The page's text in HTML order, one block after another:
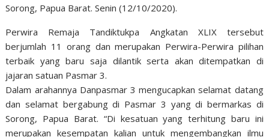
Sorong, Papua Barat. Senin (12/10/2020).
Perwira Remaja Tandiktukpa Angkatan XLIX tersebut
berjumlah 11 orang dan merupakan Perwira-Perwira pilihan
terbaik yang baru saja dilantik serta akan ditempatkan di
jajaran satuan Pasmar 3.
Dalam arahannya Danpasmar 3 mengucapkan selamat datang
dan selamat bergabung di Pasmar 3 yang di bermarkas di
Sorong, Papua Barat. “Di kesatuan yang terhitung baru ini
merupakan kesempatan kalian untuk mengembangkan ilmu